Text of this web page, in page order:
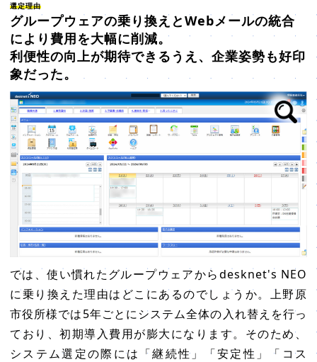
選定理由
グループウェアの乗り換えとWebメールの統合
により費用を大幅に削減。
利便性の向上が期待できるうえ、企業姿勢も好印
象だった。
では、使い慣れたグループウェアからdesknet's NEO
に乗り換えた理由はどこにあるのでしょうか。上野原
市役所様では5年ごとにシステム全体の入れ替えを行っ
ており、初期導入費用が膨大になります。そのため、
システム選定の際には「継続性」「安定性」「コス